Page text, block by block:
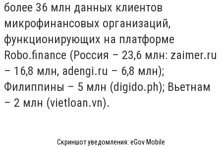
более 36 млн данных клиентов
микрофинансовых организаций,
функционирующих на платформе
Robo.finance (Россия – 23,6 млн: zaimer.ru
– 16,8 млн, adengi.ru – 6,8 млн);
Филиппины – 5 млн (digido.ph); Вьетнам
– 2 млн (vietloan.vn).
Скриншот уведомления: eGov Mobile